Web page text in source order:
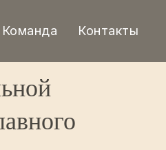
Команда Контакты